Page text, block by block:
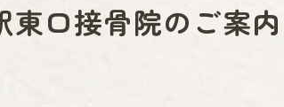
東口接骨院のご案内